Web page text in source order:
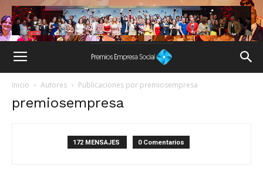
Inicio Autores Publicaciones por premiosempresa
premiosempresa
172 MENSAJES 0 Comentarios